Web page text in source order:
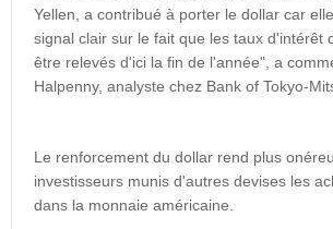
Yellen, a contribué à porter le dollar car
signal clair sur le fait que les taux d'intérêt
être relevés d'ici la fin de l'année", a
Halpenny, analyste chez Bank of Tokyo-
Le renforcement du dollar rend plus
investisseurs munis d'autres devises les
dans la monnaie américaine.